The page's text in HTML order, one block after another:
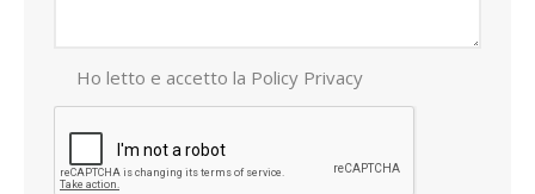
Ho letto e accetto la Policy Privacy